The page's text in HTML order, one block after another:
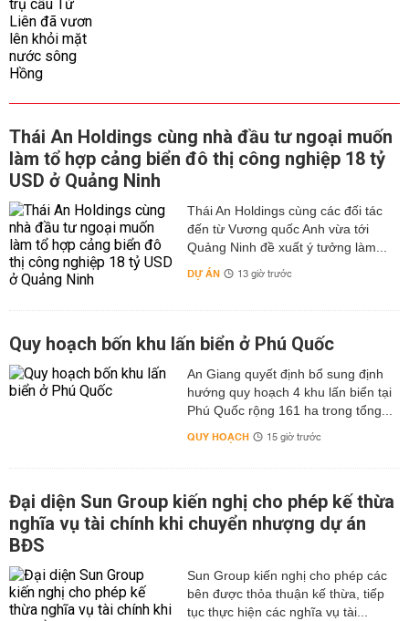
Thái An Holdings cùng nhà đầu tư ngoại muốn
làm tổ hợp cảng biển đô thị công nghiệp 18 tỷ
USD ở Quảng Ninh
Thái An Holdings cùng các đối tác
đến từ Vương quốc Anh vừa tới
Quảng Ninh đề xuất ý tưởng làm...
DỰ ÁN 13 giờ trước
Quy hoạch bốn khu lấn biển ở Phú Quốc
An Giang quyết định bổ sung định
hướng quy hoạch 4 khu lấn biển tại
Phú Quốc rộng 161 ha trong tổng...
QUY HOẠCH 15 giờ trước
Đại diện Sun Group kiến nghị cho phép kế thừa
nghĩa vụ tài chính khi chuyển nhượng dự án
BĐS
Sun Group kiến nghị cho phép các
bên được thỏa thuận kế thừa, tiếp
tục thực hiện các nghĩa vụ tài...